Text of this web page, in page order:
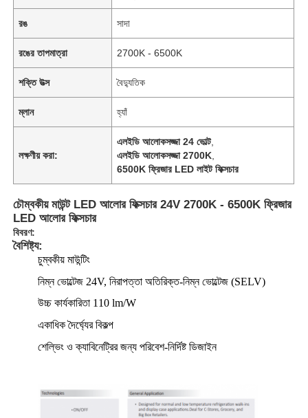
রঙ সাদা
রঙের তাপমাত্রা 2700K - 6500K
শক্তি উত্স বৈদ্যুতিক
ম্লান হ্যাঁ
লক্ষণীয় করা:
এলইডি আলোকসজ্জা 24 ভোল্ট,
এলইডি আলোকসজ্জা 2700K
6500K ফ্রিজার LED লাইট ফিক্সচার
চৌম্বকীয় মাউন্ট LED আলোর ফিক্সচার 24V 2700K - 6500K ফ্রিজার
LED আলোর ফিক্সচার
বিবরণ:
বৈশিষ্ট্য:
চুম্বকীয় মাউন্টিং
নিম্ন ভোল্টেজ 24V, নিরাপত্তা অতিরিক্ত-নিম্ন ভোল্টেজ (SELV)
উচ্চ কার্যকারিতা 110 lm/W
একাধিক দৈর্ঘ্যের বিকল্প
শেল্ভিং ও ক্যাবিনেট্রির জন্য পরিবেশ-নির্দিষ্ট ডিজাইন